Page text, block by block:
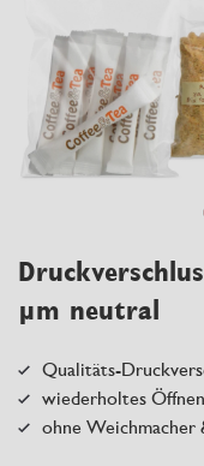
µm neutral
Qualitäts-
wiederholtes
ohne Weichmacher